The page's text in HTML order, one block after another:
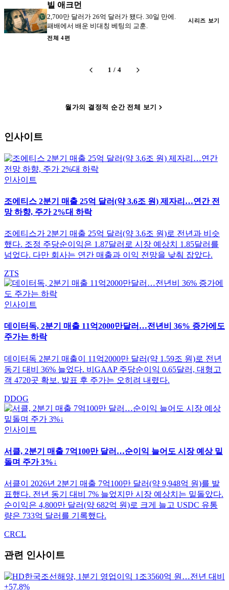
빌 애크먼
2,700만 달러가 26억 달러가 됐다. 30일 만에.
패배에서 배운 비대칭 베팅의 교훈.
전체 4편
시리즈 보기
1 / 4
월가의 결정적 순간 전체 보기
인사이트
인사이트
조에티스 2분기 매출 25억 달러(약 3.6조 원) 제자리…연간 전
망 하향, 주가 2%대 하락
조에티스가 2분기 매출 25억 달러(약 3.6조 원)로 전년과 비슷
했다. 조정 주당순이익은 1.87달러로 시장 예상치 1.85달러를
넘었다. 다만 회사는 연간 매출과 이익 전망을 낮춰 잡았다.
ZTS
인사이트
데이터독, 2분기 매출 11억2000만달러…전년비 36% 증가에도
주가는 하락
데이터독 2분기 매출이 11억2000만 달러(약 1.59조 원)로 전년
동기 대비 36% 늘었다. 비GAAP 주당순이익 0.65달러, 대형고
객 4720곳 확보. 발표 후 주가는 오히려 내렸다.
DDOG
인사이트
서클, 2분기 매출 7억100만 달러…순이익 늘어도 시장 예상 밑
돌며 주가 3%↓
서클이 2026년 2분기 매출 7억100만 달러(약 9,948억 원)를 발
표했다. 전년 동기 대비 7% 늘었지만 시장 예상치는 밑돌았다.
순이익은 4,800만 달러(약 682억 원)로 크게 늘고 USDC 유통
량은 733억 달러를 기록했다.
CRCL
관련 인사이트